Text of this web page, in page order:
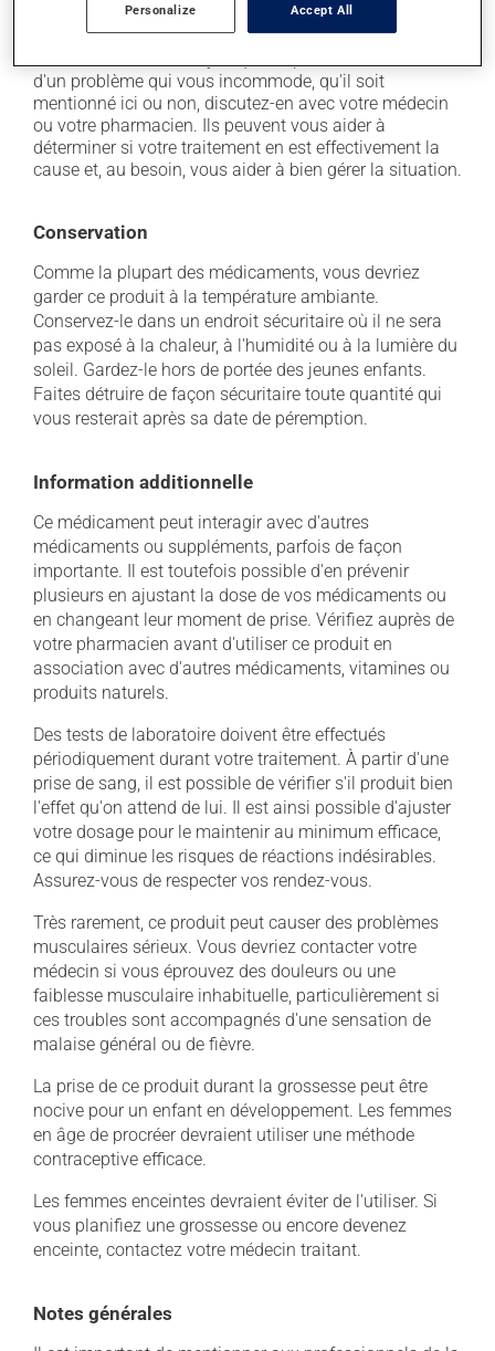
Chaque personne peut réagir différemment à un
d'un problème qui vous incommode, qu'il soit
mentionné ici ou non, discutez-en avec votre médecin
ou votre pharmacien. Ils peuvent vous aider à
déterminer si votre traitement en est effectivement la
cause et, au besoin, vous aider à bien gérer la situation.
Conservation
Comme la plupart des médicaments, vous devriez
garder ce produit à la température ambiante.
Conservez-le dans un endroit sécuritaire où il ne sera
pas exposé à la chaleur, à l'humidité ou à la lumière du
soleil. Gardez-le hors de portée des jeunes enfants.
Faites détruire de façon sécuritaire toute quantité qui
vous resterait après sa date de péremption.
Information additionnelle
Ce médicament peut interagir avec d'autres
médicaments ou suppléments, parfois de façon
importante. Il est toutefois possible d'en prévenir
plusieurs en ajustant la dose de vos médicaments ou
en changeant leur moment de prise. Vérifiez auprès de
votre pharmacien avant d'utiliser ce produit en
association avec d'autres médicaments, vitamines ou
produits naturels.
Des tests de laboratoire doivent être effectués
périodiquement durant votre traitement. À partir d'une
prise de sang, il est possible de vérifier s'il produit bien
l'effet qu'on attend de lui. Il est ainsi possible d'ajuster
votre dosage pour le maintenir au minimum efficace,
ce qui diminue les risques de réactions indésirables.
Assurez-vous de respecter vos rendez-vous.
Très rarement, ce produit peut causer des problèmes
musculaires sérieux. Vous devriez contacter votre
médecin si vous éprouvez des douleurs ou une
faiblesse musculaire inhabituelle, particulièrement si
ces troubles sont accompagnés d'une sensation de
malaise général ou de fièvre.
La prise de ce produit durant la grossesse peut être
nocive pour un enfant en développement. Les femmes
en âge de procréer devraient utiliser une méthode
contraceptive efficace.
Les femmes enceintes devraient éviter de l'utiliser. Si
vous planifiez une grossesse ou encore devenez
enceinte, contactez votre médecin traitant.
Notes générales
Personalize Accept All